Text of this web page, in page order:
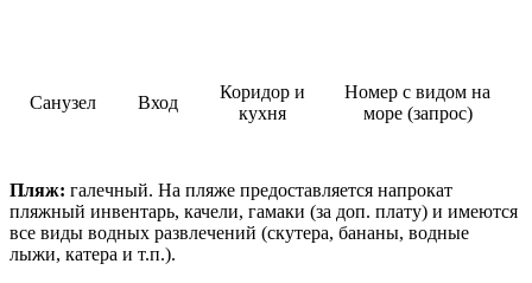
Санузел Вход
Коридор и
кухня
Номер с видом на
море (запрос)
Пляж: галечный. На пляже предоставляется напрокат
пляжный инвентарь, качели, гамаки (за доп. плату) и имеются
все виды водных развлечений (скутера, бананы, водные
лыжи, катера и т.п.).